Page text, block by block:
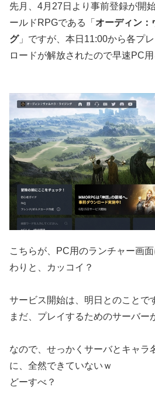
先月、4月27日より事前登録が開
ールドRPGである「 オーディン：
グ」ですが、本日11:00から各プ
ロードが解放されたので早速PC用
こちらが、PC用のランチャー画面
わりと、カッコイ？
サービス開始は、明日とのことで
まだ、プレイするためのサーバー
なので、せっかくサーバとキャラ
に、全然できていないｗ
どーすべ？